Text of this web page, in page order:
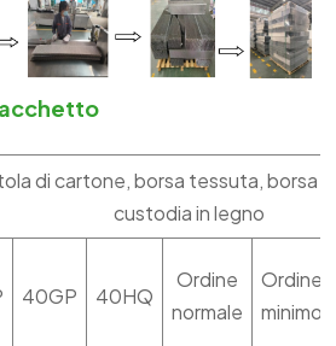
di cartone, borsa tessuta, borsa
custodia in legno
40GP 40HQ
Ordine
normale
Ordine
minimo